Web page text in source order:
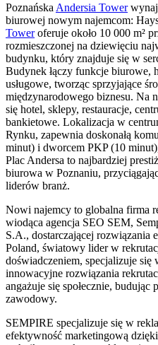
Poznańska Andersia Tower
biurowej nowym najemcom:
Toweroferuje około 10 000 m²
rozmieszczonej na dziewięciu
budynku, który znajduje się w
Budynek łączy funkcje biurowe,
usługowe, tworząc sprzyjające
międzynarodowego biznesu. Na
się hotel, sklepy, restauracje,
bankietowe. Lokalizacja w
Rynku, zapewnia doskonałą
minut) i dworcem PKP (10
Plac Andersa to najbardziej
biurowa w Poznaniu,
liderów branż.
Nowi najemcy to globalna firma
wiodąca agencja SEO SEM,
S.A., dostarczającej rozwiązania
Poland, światowy lider w
doświadczeniem, specjalizuje się
innowacyjne rozwiązania
angażuje się społecznie,
zawodowy.
SEMPIRE specjalizuje się w
efektywność marketingową